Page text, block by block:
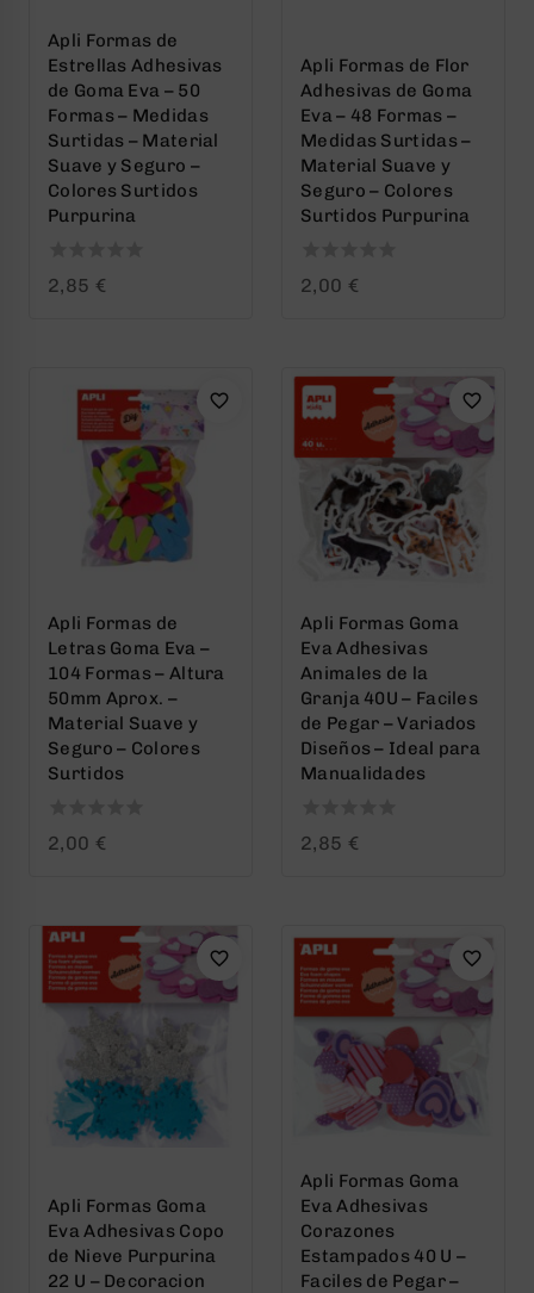
Apli Formas de
Estrellas Adhesivas
de Goma Eva – 50
Formas – Medidas
Surtidas – Material
Suave y Seguro –
Colores Surtidos
Purpurina
0
2,85 €
Apli Formas de Flor
Adhesivas de Goma
Eva – 48 Formas –
Medidas Surtidas –
Material Suave y
Seguro – Colores
Surtidos Purpurina
0
2,00 €
Apli Formas de
Letras Goma Eva –
104 Formas – Altura
50mm Aprox. –
Material Suave y
Seguro – Colores
Surtidos
0
2,00 €
Apli Formas Goma
Eva Adhesivas
Animales de la
Granja 40U – Faciles
de Pegar – Variados
Diseños – Ideal para
Manualidades
0
2,85 €
Apli Formas Goma
Eva Adhesivas Copo
de Nieve Purpurina
22 U – Decoracion
Apli Formas Goma
Eva Adhesivas
Corazones
Estampados 40 U –
Faciles de Pegar –